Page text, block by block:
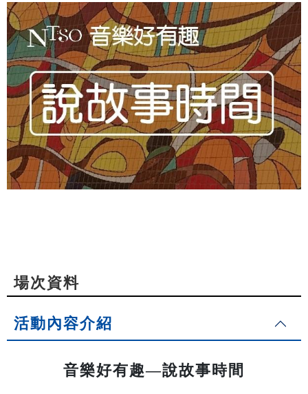
場次資料
活動內容介紹
音樂好有趣—說故事時間